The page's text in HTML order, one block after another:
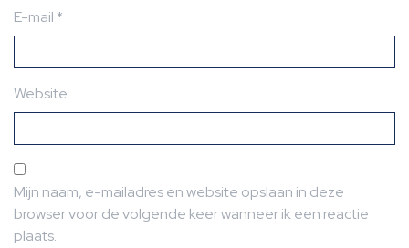
E-mail*
Website
Mijn naam, e-mailadres en website opslaan in deze
browser voor de volgende keer wanneer ik een reactie
plaats.